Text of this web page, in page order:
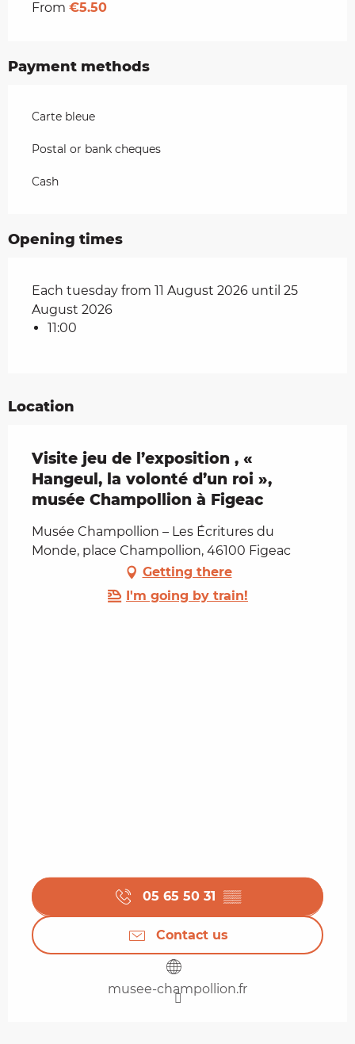
From €5.50
Payment methods
Carte bleue
Postal or bank cheques
Cash
Opening times
Each tuesday from 11 August 2026 until 25
August 2026
11:00
Location
Visite jeu de l’exposition , «
Hangeul, la volonté d’un roi »,
musée Champollion à Figeac
Musée Champollion – Les Écritures du
Monde, place Champollion, 46100 Figeac
Getting there
I'm going by train!
05 65 50 31 ▒▒
Contact us
musee-champollion.fr